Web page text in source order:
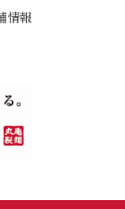
情報